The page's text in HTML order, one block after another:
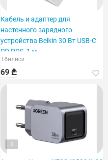
Кабель и адаптер для
настенного зарядного
устройства Belkin 30 Вт USB-C
PD PPS, 1 м
Тбилиси
69 ₾
3